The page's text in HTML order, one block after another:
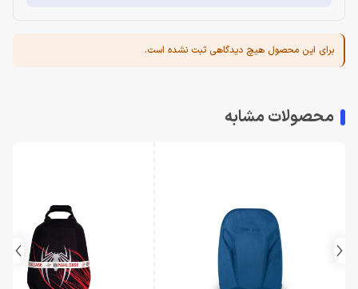
برای این محصول هیچ دیدگاهی ثبت نشده است.
محصولات مشابه